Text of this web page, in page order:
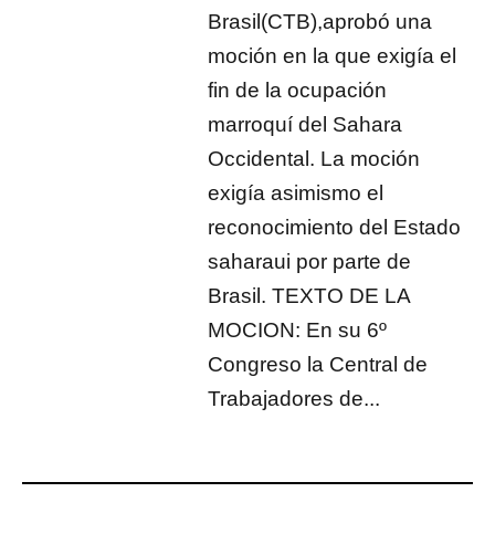
Brasil(CTB),aprobó una
moción en la que exigía el
fin de la ocupación
marroquí del Sahara
Occidental. La moción
exigía asimismo el
reconocimiento del Estado
saharaui por parte de
Brasil. TEXTO DE LA
MOCION: En su 6º
Congreso la Central de
Trabajadores de...